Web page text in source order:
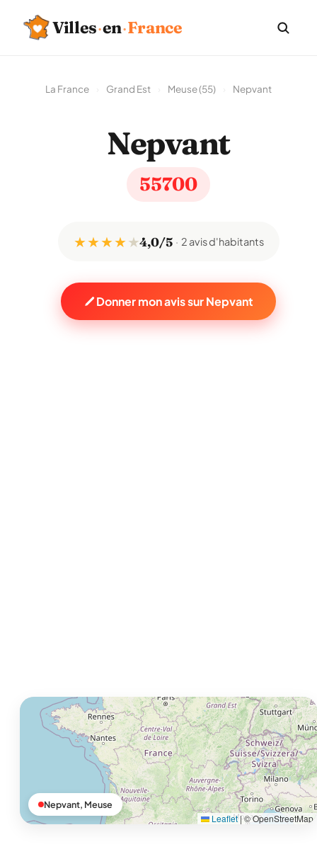
Villes·en·France
La France Grand Est Meuse (55) Nepvant
Nepvant
55700
★ ★ ★ ★★4,0/5 2 avis d'habitants
Donner mon avis sur Nepvant
Leaflet |© OpenStreetMap
Nepvant, Meuse